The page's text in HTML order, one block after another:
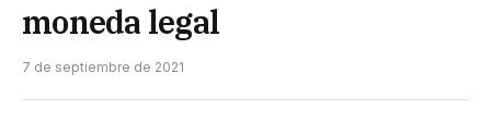
moneda legal
7 de septiembre de 2021